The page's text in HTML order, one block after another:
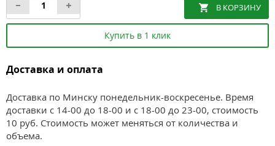
Купить в 1 клик
Доставка и оплата
Доставка по Минску понедельник-воскресенье. Время
доставки с 14-00 до 18-00 и с 18-00 до 23-00, стоимость
10 руб. Стоимость может меняться от количества и
объема.